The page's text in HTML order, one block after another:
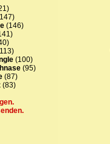
(146)
(100)
(95)
(87)
(83)